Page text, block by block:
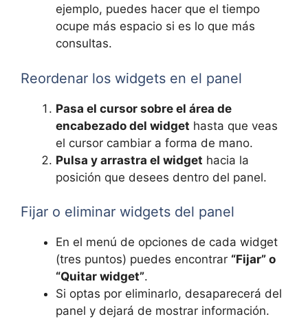
ejemplo, puedes hacer que el tiempo
ocupe más espacio si es lo que más
consultas.
Reordenar los widgets en el panel
Pasa el cursor sobre el área de
encabezado del widget hasta que veas
el cursor cambiar a forma de mano.
Pulsa y arrastra el widget hacia la
posición que desees dentro del panel.
Fijar o eliminar widgets del panel
En el menú de opciones de cada widget
(tres puntos) puedes encontrar “Fijar” o
“Quitar widget”.
Si optas por eliminarlo, desaparecerá del
panel y dejará de mostrar información.